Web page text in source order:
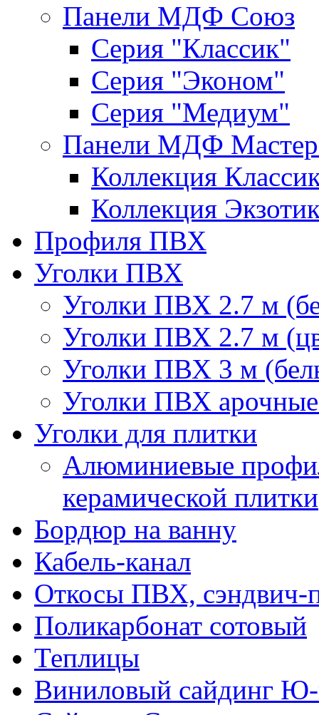
Панели МДФ Союз
Серия "Классик"
Серия "Эконом"
Серия "Медиум"
Панели МДФ
Коллекция
Коллекция
Профиля ПВХ
Уголки ПВХ
Уголки ПВХ 2.7 м
Уголки ПВХ 2.7 м
Уголки ПВХ 3 м
Уголки ПВХ
Уголки для плитки
Алюминиевые
керамической плитки
Бордюр на ванну
Кабель-канал
Откосы ПВХ, сэндвич-
Поликарбонат сотовый
Теплицы
Виниловый сайдинг Ю-